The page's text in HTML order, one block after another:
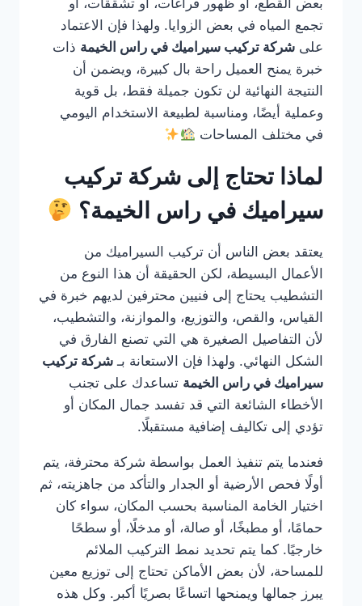
بعض القطع، أو ظهور فراغات، أو تشققات، أو
تجمع المياه في بعض الزوايا. ولهذا فإن الاعتماد
على شركة تركيب سيراميك في راس الخيمة ذات
خبرة يمنح العميل راحة بال كبيرة، ويضمن أن
النتيجة النهائية لن تكون جميلة فقط، بل قوية
وعملية أيضًا، ومناسبة لطبيعة الاستخدام اليومي
في مختلف المساحات
لماذا تحتاج إلى شركة تركيب
سيراميك في راس الخيمة؟
يعتقد بعض الناس أن تركيب السيراميك من
الأعمال البسيطة، لكن الحقيقة أن هذا النوع من
التشطيب يحتاج إلى فنيين محترفين لديهم خبرة في
القياس، والقص، والتوزيع، والموازنة، والتشطيب،
لأن التفاصيل الصغيرة هي التي تصنع الفارق في
الشكل النهائي. ولهذا فإن الاستعانة بـ شركة تركيب
سيراميك في راس الخيمة تساعدك على تجنب
الأخطاء الشائعة التي قد تفسد جمال المكان أو
تؤدي إلى تكاليف إضافية مستقبلًا.
فعندما يتم تنفيذ العمل بواسطة شركة محترفة، يتم
أولًا فحص الأرضية أو الجدار والتأكد من جاهزيته، ثم
اختيار الخامة المناسبة بحسب المكان، سواء كان
حمامًا، أو مطبخًا، أو صالة، أو مدخلًا، أو سطحًا
خارجيًا. كما يتم تحديد نمط التركيب الملائم
للمساحة، لأن بعض الأماكن تحتاج إلى توزيع معين
يبرز جمالها ويمنحها اتساعًا بصريًا أكبر. وكل هذه